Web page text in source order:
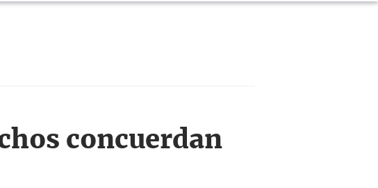
concuerdan